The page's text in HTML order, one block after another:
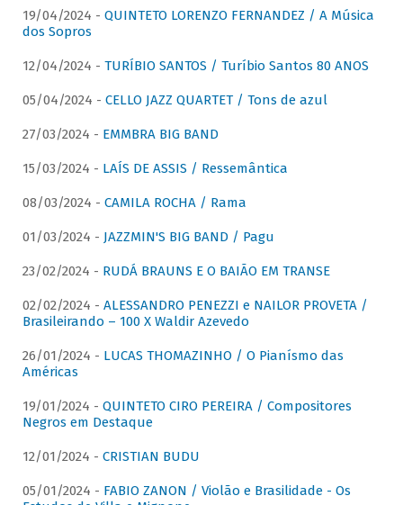
19/04/2024 - QUINTETO LORENZO FERNANDEZ / A Música
dos Sopros
12/04/2024 - TURÍBIO SANTOS / Turíbio Santos 80 ANOS
05/04/2024 - CELLO JAZZ QUARTET / Tons de azul
27/03/2024 - EMMBRA BIG BAND
15/03/2024 - LAÍS DE ASSIS / Ressemântica
08/03/2024 - CAMILA ROCHA / Rama
01/03/2024 - JAZZMIN'S BIG BAND / Pagu
23/02/2024 - RUDÁ BRAUNS E O BAIÃO EM TRANSE
02/02/2024 - ALESSANDRO PENEZZI e NAILOR PROVETA /
Brasileirando – 100 X Waldir Azevedo
26/01/2024 - LUCAS THOMAZINHO / O Pianísmo das
Américas
19/01/2024 - QUINTETO CIRO PEREIRA / Compositores
Negros em Destaque
12/01/2024 - CRISTIAN BUDU
05/01/2024 - FABIO ZANON / Violão e Brasilidade - Os